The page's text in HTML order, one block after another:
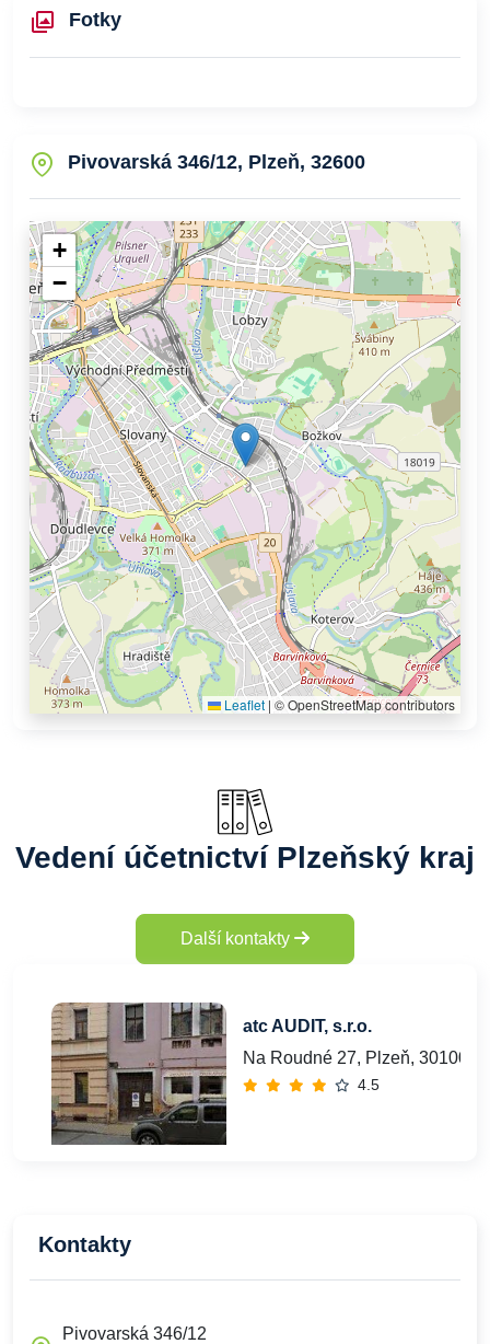
Fotky
Pivovarská 346/12, Plzeň, 32600
+
−
Leaflet | © OpenStreetMap contributors
Vedení účetnictví Plzeňský kraj
Další kontakty
atc AUDIT, s.r.o.
Na Roudné 27, Plzeň, 30100
4.5
Kontakty
Pivovarská 346/12